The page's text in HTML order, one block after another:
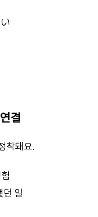
결
착돼요.
던 일